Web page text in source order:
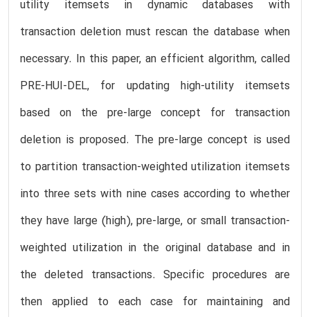
utility itemsets in dynamic databases with
transaction deletion must rescan the database when
necessary. In this paper, an efficient algorithm, called
PRE-HUI-DEL, for updating high-utility itemsets
based on the pre-large concept for transaction
deletion is proposed. The pre-large concept is used
to partition transaction-weighted utilization itemsets
into three sets with nine cases according to whether
they have large (high), pre-large, or small transaction-
weighted utilization in the original database and in
the deleted transactions. Specific procedures are
then applied to each case for maintaining and